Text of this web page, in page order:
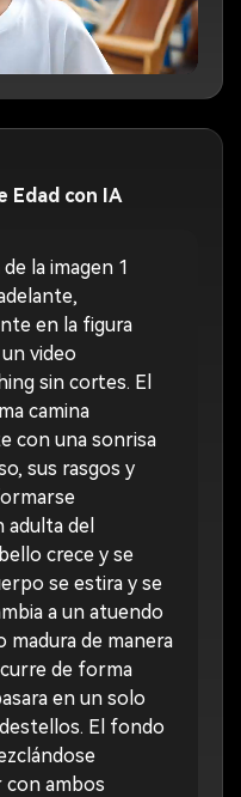
Edad con IA
la imagen 1
en la figura
video
sin cortes. El
camina
con una sonrisa
sus rasgos y
del
crece y se
se estira y se
a un atuendo
de manera
de forma
en un solo
El fondo
con ambos